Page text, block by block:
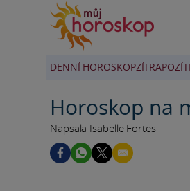
DENNÍ HOROSKOPZÍTRA
Horoskop na
Napsala Isabelle Fortes